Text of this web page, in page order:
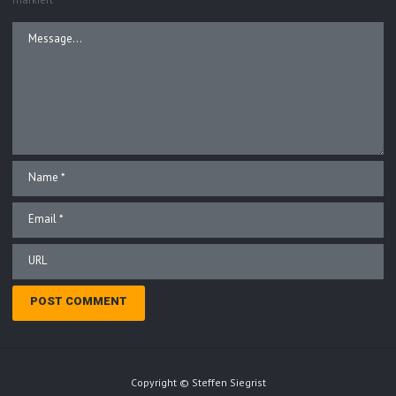
Copyright © Steffen Siegrist